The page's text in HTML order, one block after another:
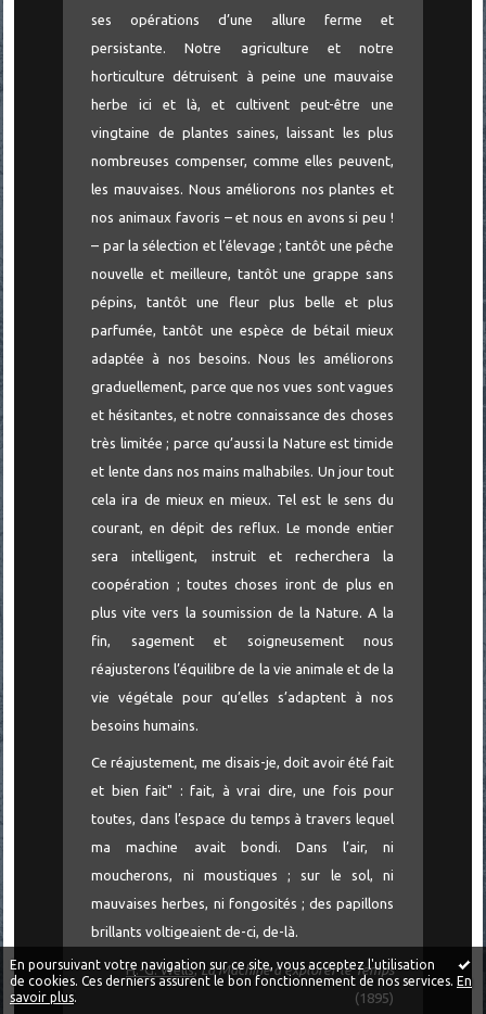
En poursuivant votre navigation sur ce site, vous acceptez l'utilisation
de cookies. Ces derniers assurent le bon fonctionnement de nos services. En
savoir plus.
ses opérations d’une allure ferme et
persistante. Notre agriculture et notre
horticulture détruisent à peine une mauvaise
herbe ici et là, et cultivent peut-être une
vingtaine de plantes saines, laissant les plus
nombreuses compenser, comme elles peuvent,
les mauvaises. Nous améliorons nos plantes et
nos animaux favoris – et nous en avons si peu !
– par la sélection et l’élevage ; tantôt une pêche
nouvelle et meilleure, tantôt une grappe sans
pépins, tantôt une fleur plus belle et plus
parfumée, tantôt une espèce de bétail mieux
adaptée à nos besoins. Nous les améliorons
graduellement, parce que nos vues sont vagues
et hésitantes, et notre connaissance des choses
très limitée ; parce qu’aussi la Nature est timide
et lente dans nos mains malhabiles. Un jour tout
cela ira de mieux en mieux. Tel est le sens du
courant, en dépit des reflux. Le monde entier
sera intelligent, instruit et recherchera la
coopération ; toutes choses iront de plus en
plus vite vers la soumission de la Nature. A la
fin, sagement et soigneusement nous
réajusterons l’équilibre de la vie animale et de la
vie végétale pour qu’elles s’adaptent à nos
besoins humains.
Ce réajustement, me disais-je, doit avoir été fait
et bien fait" : fait, à vrai dire, une fois pour
toutes, dans l’espace du temps à travers lequel
ma machine avait bondi. Dans l’air, ni
moucherons, ni moustiques ; sur le sol, ni
mauvaises herbes, ni fongosités ; des papillons
brillants voltigeaient de-ci, de-là.
H.-G. Wells,La Machine à explorer le Temps
(1895)